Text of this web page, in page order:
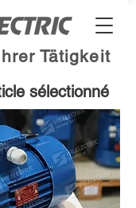
Tätigkeit
sélectionné